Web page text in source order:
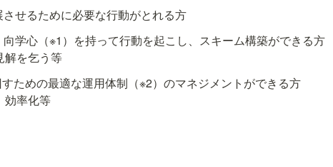
せるために必要な行動がとれる方
学心（※1）を持って行動を起こし、スキーム構築ができる方
解を乞う等
ための最適な運用体制（※2）のマネジメントができる方
効率化等